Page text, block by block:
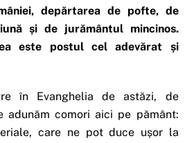
depărtarea de pofte, de
și de jurământul mincinos.
este postul cel adevărat și
în Evanghelia de astăzi, de
adunăm comori aici pe pământ:
care ne pot duce ușor la